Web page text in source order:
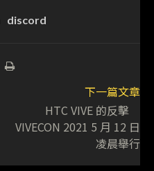
discord
下一篇文章
HTC VIVE 的反擊
VIVECON 2021 5 月 12 日
凌晨舉行